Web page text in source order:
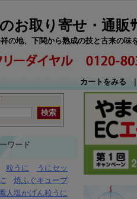
お取り寄せ・通販
の地、下関から熟成の技と古来の味
カートをみる
ワード
粒うに
うにセッ
焼ふぐキューブ
人塩かげん粒うに